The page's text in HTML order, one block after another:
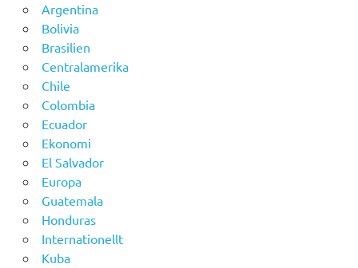
Argentina
Bolivia
Brasilien
Centralamerika
Chile
Colombia
Ecuador
Ekonomi
El Salvador
Europa
Guatemala
Honduras
Internationellt
Kuba